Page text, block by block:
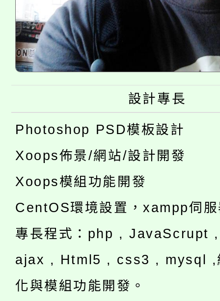
設計專長
Photoshop PSD模板設計
Xoops佈景/網站/設計開發
Xoops模組功能開發
CentOS環境設置，xampp伺
專長程式：php , JavaScrupt
ajax , Html5 , css3 , mysql ,
化與模組功能開發。